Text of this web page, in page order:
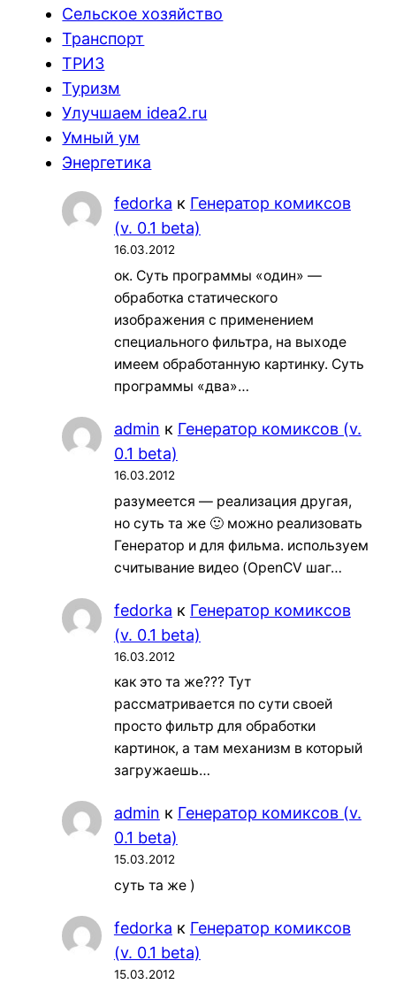
Сельское хозяйство
Транспорт
ТРИЗ
Туризм
Улучшаем idea2.ru
Умный ум
Энергетика
fedorka к Генератор комиксов
(v. 0.1 beta)
16.03.2012
ок. Суть программы «один» —
обработка статического
изображения с применением
специального фильтра, на выходе
имеем обработанную картинку. Суть
программы «два»…
admin к Генератор комиксов (v.
0.1 beta)
16.03.2012
разумеется — реализация другая,
но суть та же 🙂 можно реализовать
Генератор и для фильма. используем
считывание видео (OpenCV шаг…
fedorka к Генератор комиксов
(v. 0.1 beta)
16.03.2012
как это та же??? Тут
рассматривается по сути своей
просто фильтр для обработки
картинок, а там механизм в который
загружаешь…
admin к Генератор комиксов (v.
0.1 beta)
15.03.2012
суть та же )
fedorka к Генератор комиксов
(v. 0.1 beta)
15.03.2012